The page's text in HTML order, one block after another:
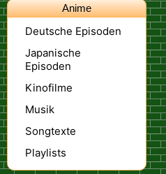
Anime
Deutsche Episoden
Japanische
Episoden
Kinofilme
Musik
Songtexte
Playlists